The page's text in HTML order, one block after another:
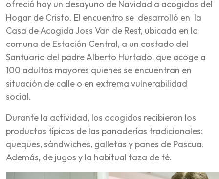
ofreció hoy un desayuno de Navidad a acogidos del
Hogar de Cristo. El encuentro se desarrolló en la
Casa de Acogida Joss Van de Rest, ubicada en la
comuna de Estación Central, a un costado del
Santuario del padre Alberto Hurtado, que acoge a
100 adultos mayores quienes se encuentran en
situación de calle o en extrema vulnerabilidad
social.
Durante la actividad, los acogidos recibieron los
productos típicos de las panaderías tradicionales:
queques, sándwiches, galletas y panes de Pascua.
Además, de jugos y la habitual taza de té.